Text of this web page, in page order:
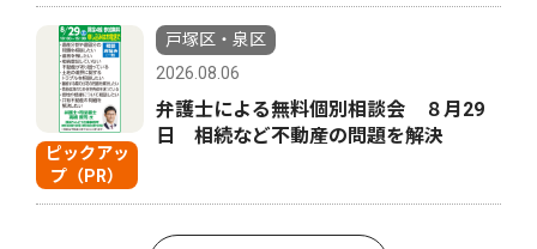
ピックアッ
プ（PR）
戸塚区・泉区
2026.08.06
弁護士による無料個別相談会 ８月29
日 相続など不動産の問題を解決